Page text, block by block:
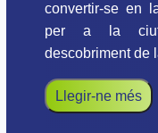
convertir-se en
per a la
descobriment de
Llegir-ne més